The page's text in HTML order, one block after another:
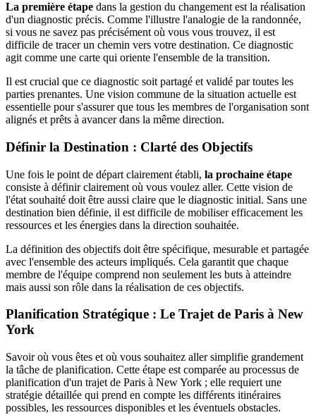
La première étape dans la gestion du changement est la réalisation
d'un diagnostic précis. Comme l'illustre l'analogie de la randonnée,
si vous ne savez pas précisément où vous vous trouvez, il est
difficile de tracer un chemin vers votre destination. Ce diagnostic
agit comme une carte qui oriente l'ensemble de la transition.
Il est crucial que ce diagnostic soit partagé et validé par toutes les
parties prenantes. Une vision commune de la situation actuelle est
essentielle pour s'assurer que tous les membres de l'organisation sont
alignés et prêts à avancer dans la même direction.
Définir la Destination : Clarté des Objectifs
Une fois le point de départ clairement établi, la prochaine étape
consiste à définir clairement où vous voulez aller. Cette vision de
l'état souhaité doit être aussi claire que le diagnostic initial. Sans une
destination bien définie, il est difficile de mobiliser efficacement les
ressources et les énergies dans la direction souhaitée.
La définition des objectifs doit être spécifique, mesurable et partagée
avec l'ensemble des acteurs impliqués. Cela garantit que chaque
membre de l'équipe comprend non seulement les buts à atteindre
mais aussi son rôle dans la réalisation de ces objectifs.
Planification Stratégique : Le Trajet de Paris à New
York
Savoir où vous êtes et où vous souhaitez aller simplifie grandement
la tâche de planification. Cette étape est comparée au processus de
planification d'un trajet de Paris à New York ; elle requiert une
stratégie détaillée qui prend en compte les différents itinéraires
possibles, les ressources disponibles et les éventuels obstacles.